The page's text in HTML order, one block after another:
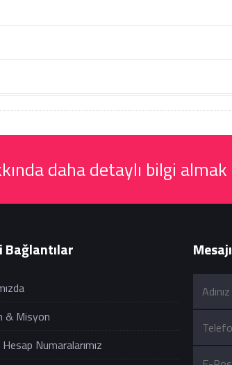
daha detaylı bilgi almak
Bağlantılar
& Misyon
Numaralarımız